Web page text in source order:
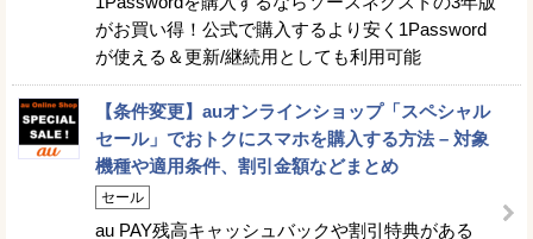
がお買い得！公式で購入するより安く1Password
が使える＆更新/継続用としても利用可能
【条件変更】auオンラインショップ「スペシャル
セール」でおトクにスマホを購入する方法 – 対象
機種や適用条件、割引金額などまとめ
セール
au PAY残高キャッシュバックや割引特典がある